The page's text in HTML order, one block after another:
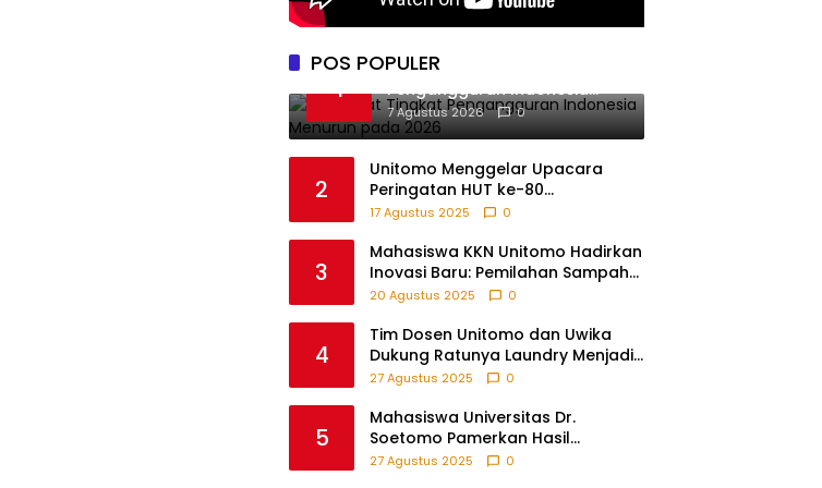
POS POPULER
1
BPS Catat Tingkat
Pengangguran Indonesia
Menurun pada 2026
7 Agustus 2026 0
2
Unitomo Menggelar Upacara
Peringatan HUT ke-80
Kemerdekaan RI Bersama Warga
17 Agustus 2025 0
3
Mahasiswa KKN Unitomo Hadirkan
Inovasi Baru: Pemilahan Sampah
Sebelum Setor, Anak-anak Turut
Desa Tanjungsari Probolinggo
20 Agustus 2025 0
4
Tim Dosen Unitomo dan Uwika
Dukung Ratunya Laundry Menjadi
Contoh UMKM Berbasis Teknologi
27 Agustus 2025 0
5
Mahasiswa Universitas Dr.
Soetomo Pamerkan Hasil
Pengabdian melalui Expo KKN di
27 Agustus 2025 0